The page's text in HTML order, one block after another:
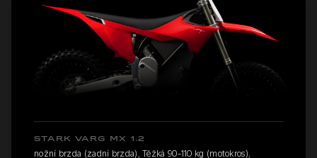
STARK VARG MX 1.2
nožní brzda (zadní brzda), Těžká 90-110 kg (motokros),